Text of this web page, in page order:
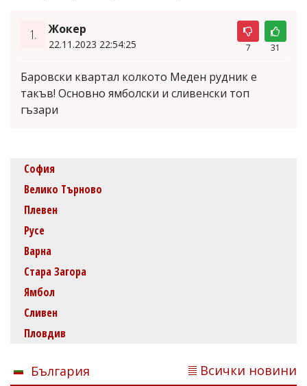
1. Жокер
22.11.2023 22:54:25 7 31
Баровски квартал колкото Меден рудник е
такъв! Основно ямболски и сливенски топ
гъзари
София
Велико Търново
Плевен
Русе
Варна
Стара Загора
Ямбол
Сливен
Пловдив
България Всички новини